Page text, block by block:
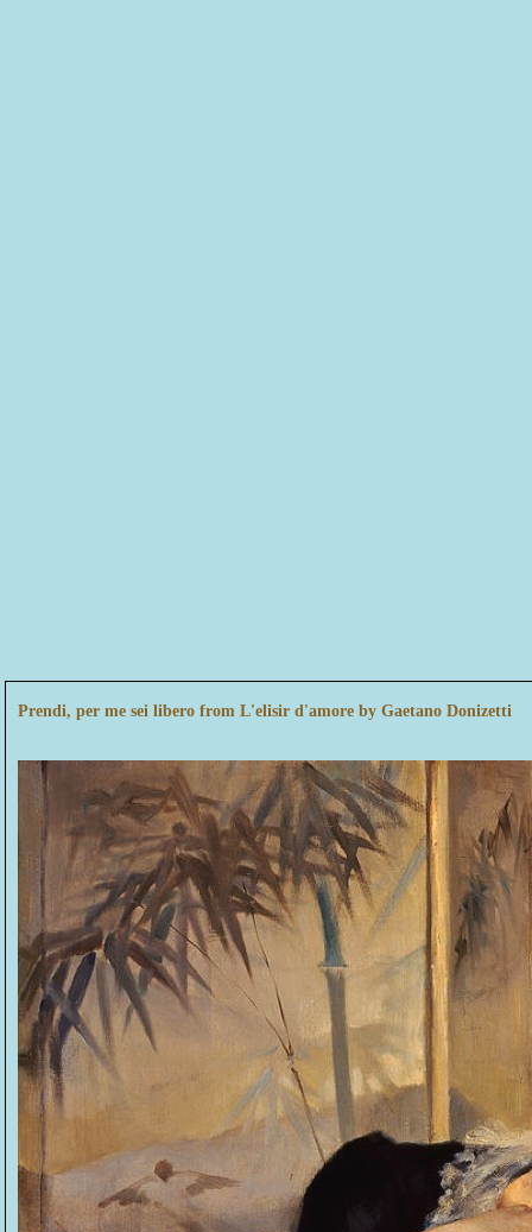
Prendi, per me sei libero from L'elisir d'amore by Gaetano Donizetti